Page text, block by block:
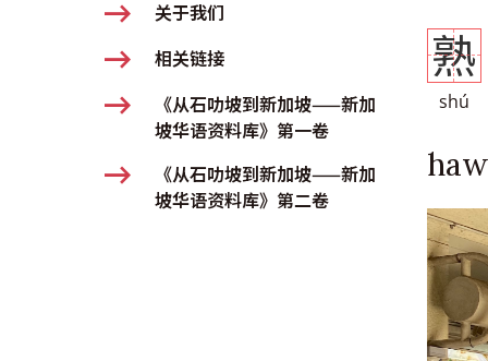
关于我们
相关链接
《从石叻坡到新加坡——新加
坡华语资料库》第一卷
《从石叻坡到新加坡——新加
坡华语资料库》第二卷
熟
shú